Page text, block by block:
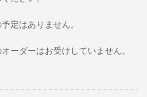
定はありません。
ーダーはお受けしていません。